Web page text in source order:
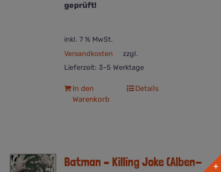
geprüft!
inkl. 7 % MwSt.
zzgl.
Versandkosten
Lieferzeit: 3-5 Werktage
In den
Warenkorb
Details
Batman – Killing Joke (Alben-